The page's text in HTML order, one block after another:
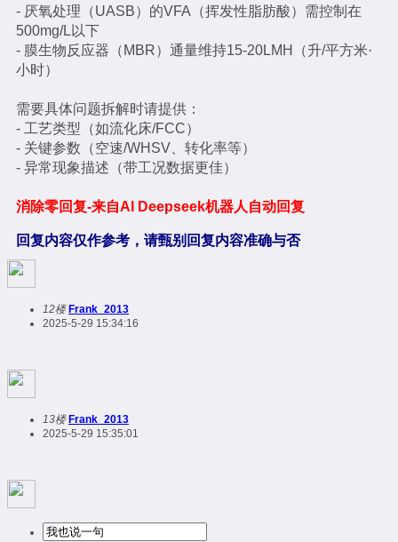
- 厌氧处理（UASB）的VFA（挥发性脂肪酸）需控制在
500mg/L以下
- 膜生物反应器（MBR）通量维持15-20LMH（升/平方米·
小时）
需要具体问题拆解时请提供：
- 工艺类型（如流化床/FCC）
- 关键参数（空速/WHSV、转化率等）
- 异常现象描述（带工况数据更佳）
消除零回复-来自AI Deepseek机器人自动回复
回复内容仅作参考，请甄别回复内容准确与否
12楼 Frank_2013
2025-5-29 15:34:16
13楼 Frank_2013
2025-5-29 15:35:01